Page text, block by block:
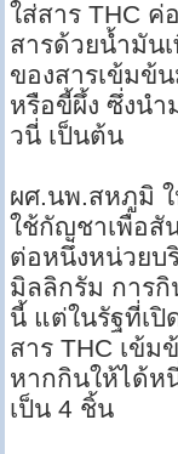
ใส่สาร THC ค่
สารด้วยน้ำมัน
ของสารเข้มข้
หรือขี้ผึ้ง ซึ่งนำ
วนี่ เป็นต้น
ผศ.นพ.สหภูมิ
ใช้กัญชาเพื่อสั
ต่อหนึ่งหน่วยบ
มิลลิกรัม การ
นี้ แต่ในรัฐที่เ
สาร THC เข้
หากกินให้ได้ห
เป็น 4 ชิ้น